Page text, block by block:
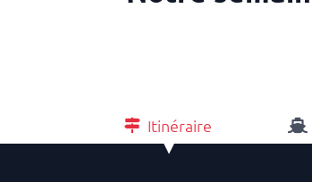
Itinéraire